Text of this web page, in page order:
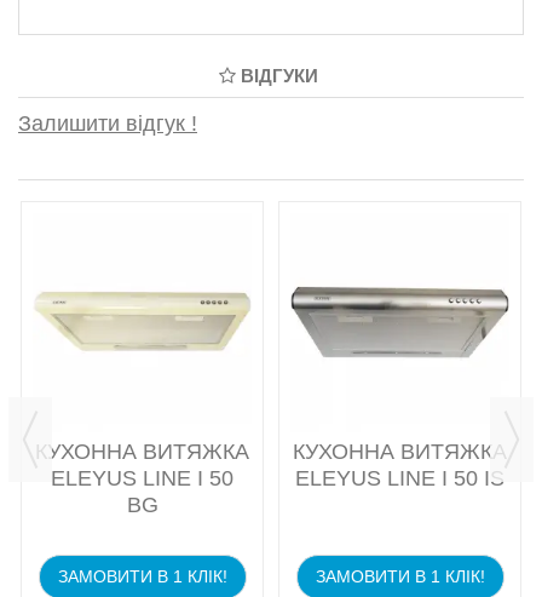
ВІДГУКИ
Залишити відгук !
КУХОННА ВИТЯЖКА
ELEYUS LINE I 50
BG
ЗАМОВИТИ В 1 КЛІК!
КУХОННА ВИТЯЖКА
ELEYUS LINE I 50 IS
ЗАМОВИТИ В 1 КЛІК!